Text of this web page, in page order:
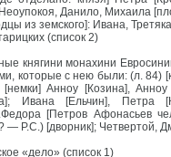
Данило, Михаила
из земского]: Ивана,
(список 2)
княгини монахини
которые с нею были: (л. 84)
[немки] Анноу [Козина],
Ивана [Ельчин], Петра
[Петров Афонасьев
— Р.С.) [дворник]; Четвертой,
«дело» (список 1)